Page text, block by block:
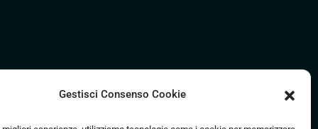
Gestisci Consenso Cookie